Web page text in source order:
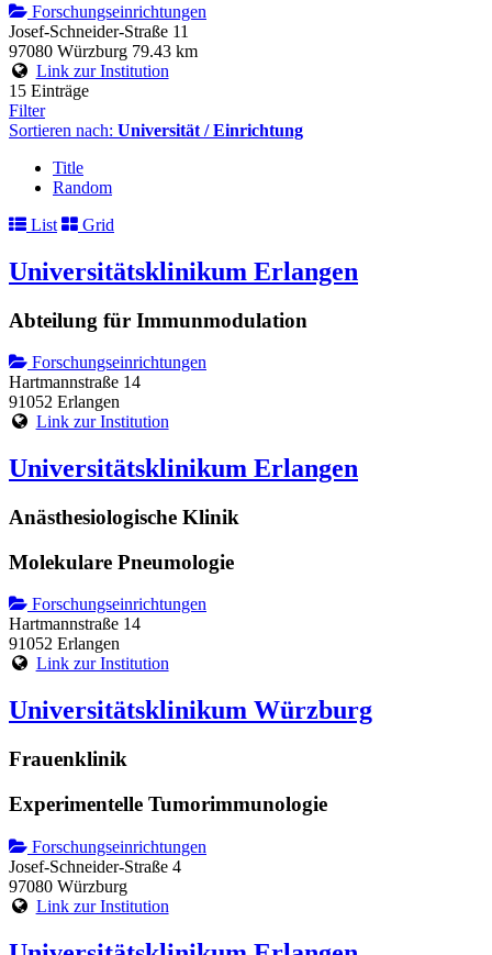
Forschungseinrichtungen
Josef-Schneider-Straße 11
97080 Würzburg 79.43 km
Link zur Institution
15 Einträge
Filter
Sortieren nach: Universität / Einrichtung
Title
Random
List
Grid
Universitätsklinikum Erlangen
Abteilung für Immunmodulation
Forschungseinrichtungen
Hartmannstraße 14
91052 Erlangen
Link zur Institution
Universitätsklinikum Erlangen
Anästhesiologische Klinik
Molekulare Pneumologie
Forschungseinrichtungen
Hartmannstraße 14
91052 Erlangen
Link zur Institution
Universitätsklinikum Würzburg
Frauenklinik
Experimentelle Tumorimmunologie
Forschungseinrichtungen
Josef-Schneider-Straße 4
97080 Würzburg
Link zur Institution